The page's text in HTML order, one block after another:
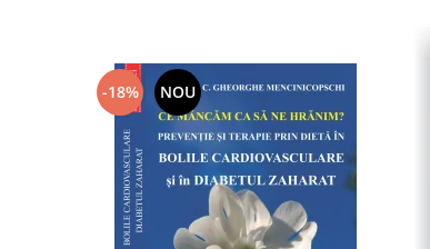
-18% NOU